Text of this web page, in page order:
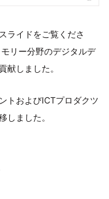
ライドをご覧くださ
リー分野のデジタルデ
献しました。
トおよびICTプロダクツ
しました。